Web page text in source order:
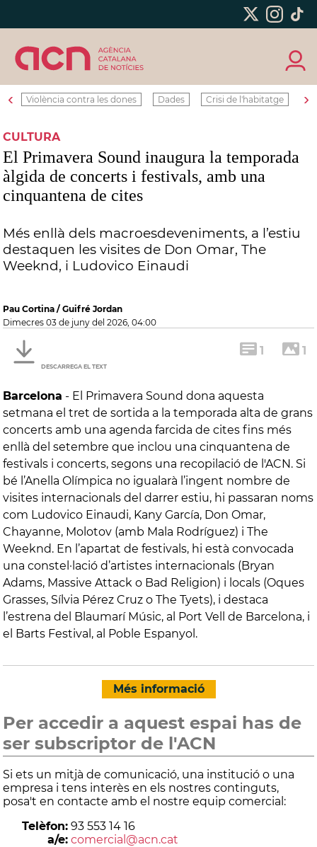
‹ Violència contra les dones Dades Crisi de l'habitatge ›
CULTURA
El Primavera Sound inaugura la temporada
àlgida de concerts i festivals, amb una
cinquantena de cites
Més enllà dels macroesdeveniments, a l’estiu
destaquen les visites de Don Omar, The
Weeknd, i Ludovico Einaudi
Pau Cortina / Guifré Jordan
dimecres 03 de juny del 2026, 04:00
DESCARREGA EL TEXT
1 1
Barcelona - El Primavera Sound dona aquesta
setmana el tret de sortida a la temporada alta de grans
concerts amb una agenda farcida de cites fins més
enllà del setembre que inclou una cinquantena de
festivals i concerts, segons una recopilació de l'ACN. Si
bé l’Anella Olímpica no igualarà l’ingent nombre de
visites internacionals del darrer estiu, hi passaran noms
com Ludovico Einaudi, Kany García, Don Omar,
Chayanne, Molotov (amb Mala Rodríguez) i The
Weeknd. En l’apartat de festivals, hi està convocada
una constel·lació d’artistes internacionals (Bryan
Adams, Massive Attack o Bad Religion) i locals (Oques
Grasses, Sílvia Pérez Cruz o The Tyets), i destaca
l’estrena del Blaumarí Músic, al Port Vell de Barcelona, i
el Barts Festival, al Poble Espanyol.
Més informació
Per accedir a aquest espai has de
ser subscriptor de l'ACN
Si ets un mitjà de comunicació, una institució o una
empresa i tens interès en els nostres continguts,
posa't en contacte amb el nostre equip comercial:
Telèfon: 93 553 14 16
a/e: comercial@acn.cat